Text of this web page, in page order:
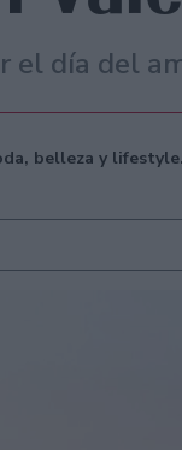
el día del
belleza y